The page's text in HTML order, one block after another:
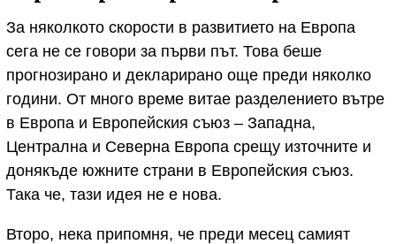
За няколкото скорости в развитието на Европа
сега не се говори за първи път. Това беше
прогнозирано и декларирано още преди няколко
години. От много време витае разделението вътре
в Европа и Европейския съюз – Западна,
Централна и Северна Европа срещу източните и
донякъде южните страни в Европейския съюз.
Така че, тази идея не е нова.
Второ, нека припомня, че преди месец самият